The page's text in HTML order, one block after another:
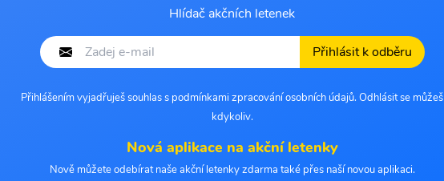
Hlídač akčních letenek
Přihlásit k odběru
Přihlášením vyjadřuješ souhlas s podmínkami zpracování osobních údajů. Odhlásit se můžeš
kdykoliv.
Nová aplikace na akční letenky
Nově můžete odebírat naše akční letenky zdarma také přes naší novou aplikaci.